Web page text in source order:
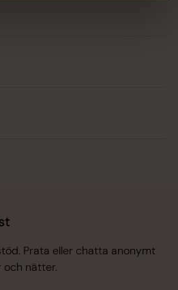
Prata eller chatta anonymt
och nätter.